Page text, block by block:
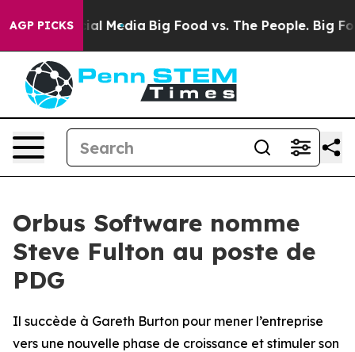
AGP PICKS
on Social Media Big Food vs. The People. Big
Orbus Software nomme
Steve Fulton au poste de
PDG
Il succède à Gareth Burton pour mener l’entreprise
vers une nouvelle phase de croissance et stimuler son